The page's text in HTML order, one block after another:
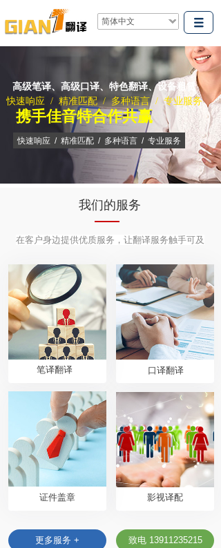
简体中文
高级笔译、高级口译、特色翻译、设备租赁
高级笔译、高级口译、特色翻译、设备租赁
快速响应 / 精准匹配 / 多种语言 / 专业服务
携手佳音特合作共赢
快速响应 / 精准匹配 / 多种语言 / 专业服务
口译翻译
按钮文本 按钮文本
在客户身边提供优质服务，让翻译服务触手可及
我们的服务
按钮文本
更多服务 + 致电 13911235215
按钮文本
证件盖章 影视译配
笔译翻译